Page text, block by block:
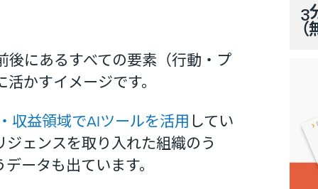
にあるすべての要素（行動・プ
かすイメージです。
収益領域でAIツールを活用 してい
ェンスを取り入れた組織のう
ータも出ています。
3